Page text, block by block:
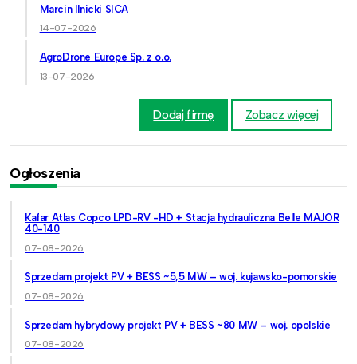
Marcin Ilnicki SICA
14-07-2026
AgroDrone Europe Sp. z o.o.
13-07-2026
Dodaj firmę Zobacz więcej
Ogłoszenia
Kafar Atlas Copco LPD-RV -HD + Stacja hydrauliczna Belle MAJOR
40-140
07-08-2026
Sprzedam projekt PV + BESS ~5,5 MW – woj. kujawsko-pomorskie
07-08-2026
Sprzedam hybrydowy projekt PV + BESS ~80 MW – woj. opolskie
07-08-2026